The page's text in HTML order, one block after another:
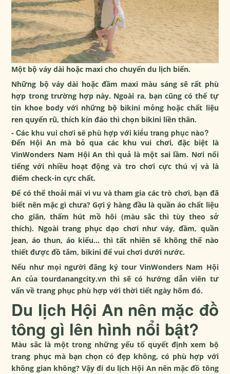
Một bộ váy dài hoặc maxi cho chuyến du lịch biển.
Những bộ váy dài hoặc đầm maxi màu sáng sẽ rất phù
hợp trong trường hợp này. Ngoài ra, bạn cũng có thể tự
tin khoe body với những bộ bikini mỏng hoặc chất liệu
ren quyến rũ, thích kín đáo thì chọn bikini liền thân.
- Các khu vui chơi sẽ phù hợp với kiểu trang phục nào?
Đến Hội An mà bỏ qua các khu vui chơi, đặc biệt là
VinWonders Nam Hội An thì quả là một sai lầm. Nơi nổi
tiếng với nhiều hoạt động và tro chơi cực thú vị và là
điểm check-in cực chất.
Để có thể thoải mái vi vu và tham gia các trò chơi, bạn đã
biết nên mặc gì chưa? Gợi ý hàng đầu là quần áo chất liệu
cho giãn, thấm hút mồ hôi (màu sắc thì tùy theo sở
thích). Ngoài trang phục dạo chơi như váy, đầm, quần
jean, áo thun, áo kiểu… thì tất nhiên sẽ không thể nào
thiết được đồ tắm, bikini để vui chơi dưới nước.
Nếu như mọi người đăng kýtour VinWonders Nam Hội
An của tourdanangcity.vn thì sẽ có hướng dẫn viên tư
vấn về trang phục phù hợp với thời tiết ngày hôm đó.
Du lịch Hội An nên mặc đồ
tông gì lên hình nổi bật?
Màu sắc là một trong những yếu tố quyết định xem bộ
trang phục mà bạn chọn có đẹp không, có phù hợp với
không gian không? Vậy đi du lịch Hội An nên mặc đồ tông